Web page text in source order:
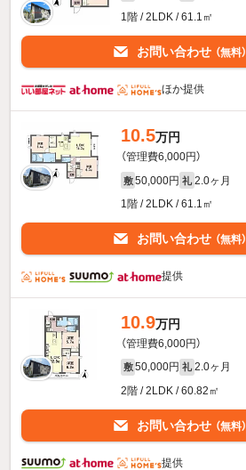
1階 / 2LDK / 61.1㎡
お問い合わせ （無料）
ほか提供
10.5万円
（管理費6,000円）
敷 50,000円 礼 2.0ヶ月
1階 / 2LDK / 61.1㎡
お問い合わせ （無料）
提供
10.9万円
（管理費6,000円）
敷 50,000円 礼 2.0ヶ月
2階 / 2LDK / 60.82㎡
お問い合わせ （無料）
提供